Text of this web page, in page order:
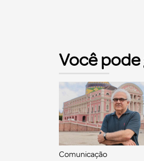
Você pode
Comunicação